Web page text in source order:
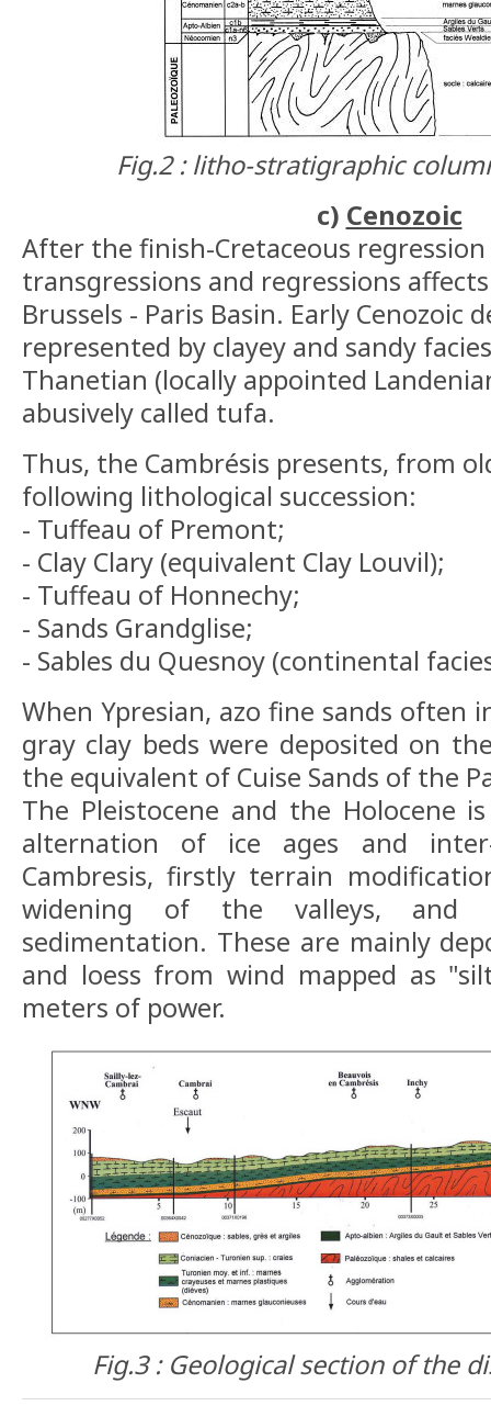
Fig.2 : litho-stratigraphic
c) Cenozoic
After the finish-Cretaceous
transgressions and regressions
Brussels - Paris Basin. Early Cenozoic
represented by clayey and sandy
Thanetian (locally appointed
abusively called tufa.
Thus, the Cambrésis presents, from
following lithological succession:
- Tuffeau of Premont;
- Clay Clary (equivalent Clay Louvil);
- Tuffeau of Honnechy;
- Sands Grandglise;
- Sables du Quesnoy (continental
When Ypresian, azo fine sands often
gray clay beds were deposited on
the equivalent of Cuise Sands of the
The Pleistocene and the Holocene
alternation of ice ages and
Cambresis, firstly terrain
widening of the valleys, and
sedimentation. These are mainly
and loess from wind mapped as
meters of power.
Fig.3 : Geological section of the